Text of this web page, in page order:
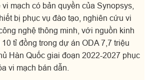
mạch có bản quyền của Synopsys,
bị phục vụ đào tạo, nghiên cứu vi
nghệ thông minh, với nguồn kinh
tỉ đồng trong dự án ODA 7,7 triệu
Hàn Quốc giai đoạn 2022-2027 phục
vi mạch bán dẫn.